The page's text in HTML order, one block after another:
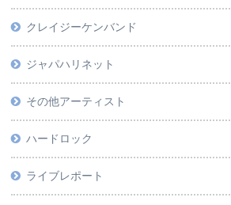
クレイジーケンバンド
ジャパハリネット
その他アーティスト
ハードロック
ライブレポート